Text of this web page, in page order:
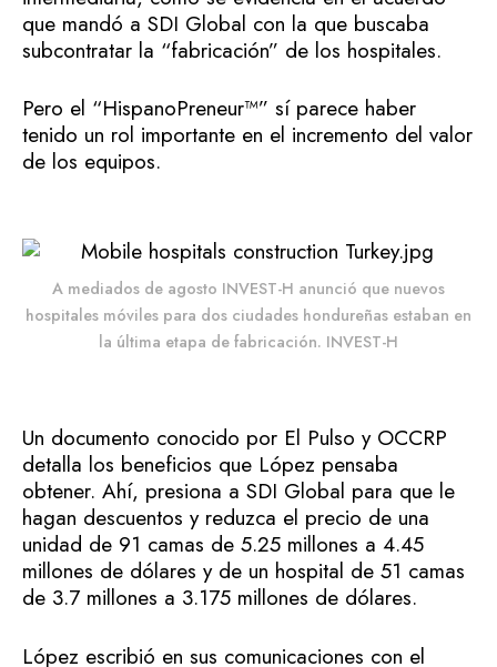
que mandó a SDI Global con la que buscaba
subcontratar la “fabricación” de los hospitales.
Pero el “HispanoPreneur™” sí parece haber
tenido un rol importante en el incremento del valor
de los equipos.
A mediados de agosto INVEST-H anunció que nuevos
hospitales móviles para dos ciudades hondureñas estaban en
la última etapa de fabricación. INVEST-H
Un documento conocido por El Pulso y OCCRP
detalla los beneficios que López pensaba
obtener. Ahí, presiona a SDI Global para que le
hagan descuentos y reduzca el precio de una
unidad de 91 camas de 5.25 millones a 4.45
millones de dólares y de un hospital de 51 camas
de 3.7 millones a 3.175 millones de dólares.
López escribió en sus comunicaciones con el